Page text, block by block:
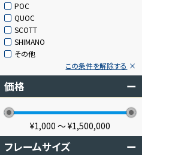
POC
QUOC
SCOTT
SHIMANO
その他
この条件を解除する
価格 ー
¥1,000 〜¥1,500,000
フレームサイズ ー